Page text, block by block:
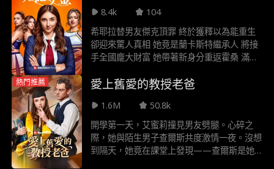
8.4k
104
希耶拉替男友傑克頂罪 終於獲釋以為能重生
卻迎來驚人真相 她竟是蘭卡斯特繼承人 將接
手全國龐大財富 她帶著新身分重返霍桑 滿心
與前閨蜜法倫交往 更糟的是法倫到處炫耀 宣
威脅 直接動搖法倫的女王地位 面對無情流言
與惡意破壞 全校更想逼她回少觀所 希耶拉必
須證明真實身分 以免名聲被法倫徹底毀滅
熱門推薦 愛上舊愛的教授老爸
1.6M
50.8k
開學第一天，艾蜜莉撞見男友劈腿。心碎之
際，她與陌生男子查爾斯共度激情一夜。沒想
到隔天，她竟在課堂上發現——查爾斯是她